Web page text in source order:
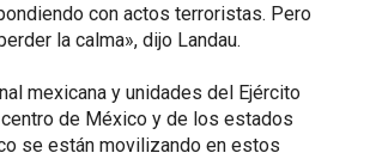
con actos terroristas. Pero
la calma», dijo Landau.
mexicana y unidades del Ejército
de México y de los estados
se están movilizando en estos